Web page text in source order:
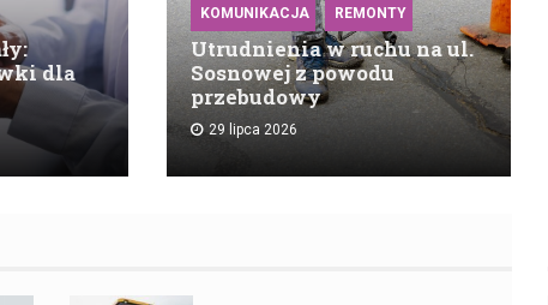
dla
KOMUNIKACJA REMONTY
Utrudnienia w ruchu na ul.
Sosnowej z powodu
przebudowy
29 lipca 2026